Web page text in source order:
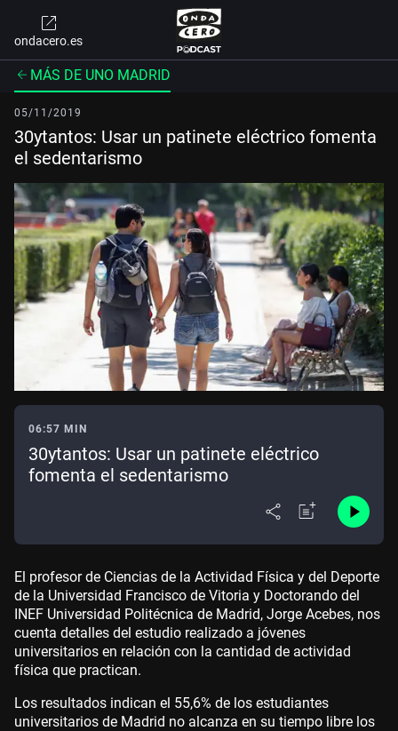
ondacero.es
MÁS DE UNO MADRID
05/11/2019
30ytantos: Usar un patinete eléctrico fomenta
el sedentarismo
06:57 MIN
30ytantos: Usar un patinete eléctrico
fomenta el sedentarismo
El profesor de Ciencias de la Actividad Física y del Deporte
de la Universidad Francisco de Vitoria y Doctorando del
INEF Universidad Politécnica de Madrid, Jorge Acebes, nos
cuenta detalles del estudio realizado a jóvenes
universitarios en relación con la cantidad de actividad
física que practican.
Los resultados indican el 55,6% de los estudiantes
universitarios de Madrid no alcanza en su tiempo libre los